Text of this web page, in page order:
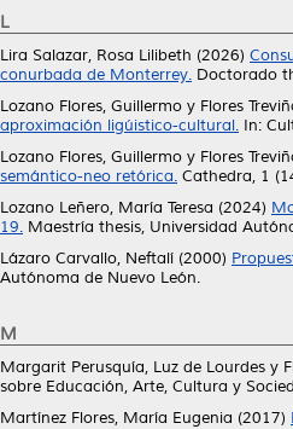
L
Lira Salazar, Rosa Lilibeth (2026)
conurbada de Monterrey. Doctorado
Lozano Flores, Guillermo y Flores
aproximación ligúistico-cultural. In:
Lozano Flores, Guillermo y Flores
semántico-neo retórica. Cathedra, 1
Lozano Leñero, María Teresa (2024)
19. Maestría thesis, Universidad
Lázaro Carvallo, Neftalí (2000)
Autónoma de Nuevo León.
M
Margarit Perusquía, Luz de Lourdes y
sobre Educación, Arte, Cultura y
Martínez Flores, María Eugenia (2017)